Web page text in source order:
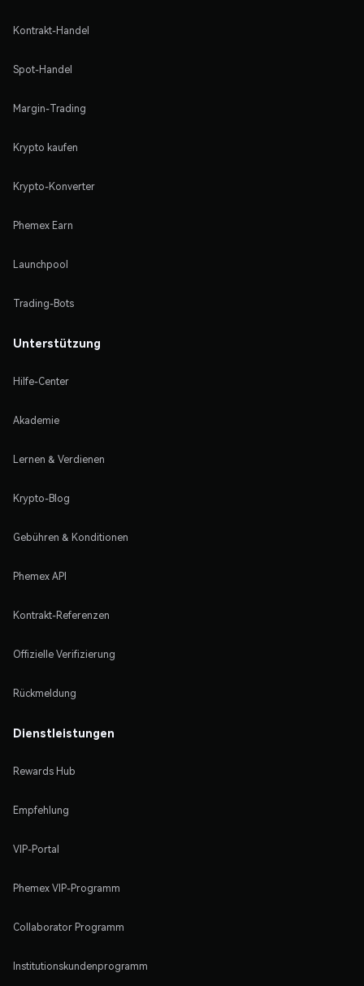
Kontrakt-Handel
Spot-Handel
Margin-Trading
Krypto kaufen
Krypto-Konverter
Phemex Earn
Launchpool
Trading-Bots
Unterstützung
Hilfe-Center
Akademie
Lernen & Verdienen
Krypto-Blog
Gebühren & Konditionen
Phemex API
Kontrakt-Referenzen
Offizielle Verifizierung
Rückmeldung
Dienstleistungen
Rewards Hub
Empfehlung
VIP-Portal
Phemex VIP-Programm
Collaborator Programm
Institutionskundenprogramm